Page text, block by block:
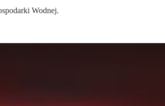
Wodnej.